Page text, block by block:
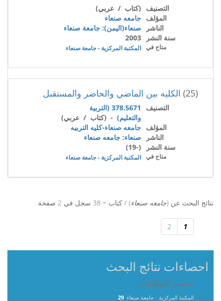
التصنيف
(كتاب / عربي)
المؤلف جامعه صنعاء
الناشر
صنعاء(اليمن): جامعة صنعاء
سنة النشر
2003
متاح في المكتبة المركزية - جامعة صنعاء
(25) الكليه بين الماضي والحاضر والمستقبل
التصنيف
378.5671 (التربية
والتعليم) - (كتاب / عربي)
المؤلف جامعه صنعاء-كليه التربيه
الناشر
صنعاء: جامعه صنعاء
سنة النشر
(-19)
متاح في المكتبة المركزية - جامعة صنعاء
نتائج البحث عن (جامعه صنعاء) / كتاب = 38 سجل في 2 صفحة
2 1
احصاءات نتائج البحث
حسب المكتبات:
المكتبة المركزية - جامعة صنعاء 29